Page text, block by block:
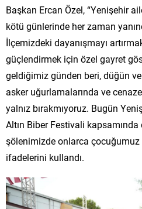
Başkan Ercan Özel, “Yenişehir
kötü günlerinde her zaman
İlçemizdeki dayanışmayı
güçlendirmek için özel gayret
geldiğimiz günden beri, düğün
asker uğurlamalarında ve
yalnız bırakmıyoruz. Bugün
Altın Biber Festivali
şölenimizde onlarca çocuğumuz
ifadelerini kullandı.